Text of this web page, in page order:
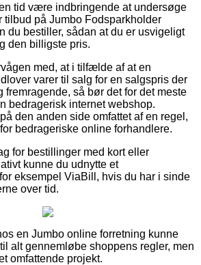
tid være indbringende at undersøge
tilbud på Jumbo Fodsparkholder
du bestiller, sådan at du er usvigeligt
den billigste pris.
med, at i tilfælde af at en
varer til salg for en salgspris der
fremragende, så bør det for det meste
bedragerisk internet webshop.
den anden side omfattet af en regel,
bedrageriske online forhandlere.
for bestillinger med kort eller
kunne du udnytte et
eksempel ViaBill, hvis du har i sinde
over tid.
en Jumbo online forretning kunne
alt gennemløbe shoppens regler, men
omfattende projekt.